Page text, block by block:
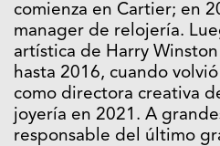
comienza en Cartier; en
manager de relojería.
artística de Harry
hasta 2016, cuando
como directora creativa
joyería en 2021. A
responsable del último